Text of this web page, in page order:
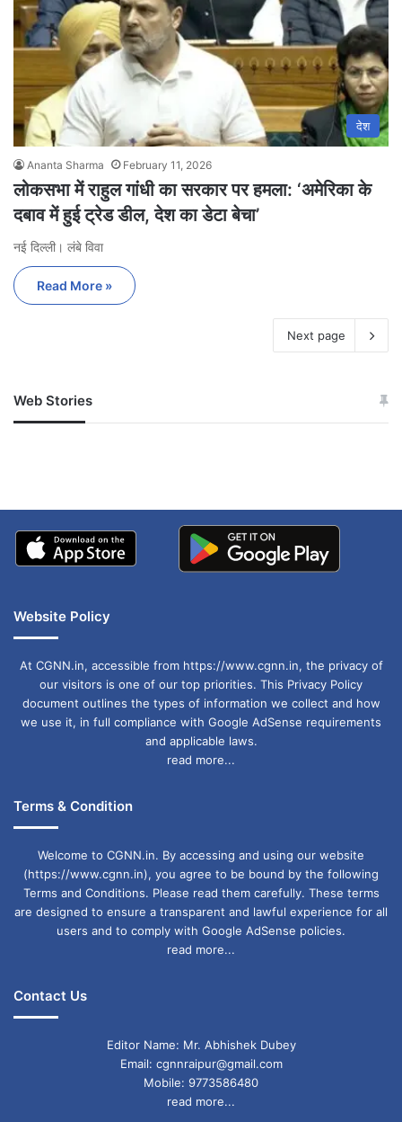
देश
Ananta Sharma February 11, 2026
लोकसभा में राहुल गांधी का सरकार पर हमला: ‘अमेरिका के
दबाव में हुई ट्रेड डील, देश का डेटा बेचा’
नई दिल्ली। लंबे विवा
Read More »
Next page
Web Stories
जम्मू-कश्मीर में बारिश से
अपडेट
खाई में धक्का… आरोपियों ने
Website Policy
At CGNN.in, accessible from https://www.cgnn.in, the privacy of
our visitors is one of our top priorities. This Privacy Policy
document outlines the types of information we collect and how
we use it, in full compliance with Google AdSense requirements
and applicable laws.
read more...
Terms & Condition
Welcome to CGNN.in. By accessing and using our website
(https://www.cgnn.in), you agree to be bound by the following
Terms and Conditions. Please read them carefully. These terms
are designed to ensure a transparent and lawful experience for all
users and to comply with Google AdSense policies.
read more...
Contact Us
Editor Name: Mr. Abhishek Dubey
Email: cgnnraipur@gmail.com
Mobile: 9773586480
read more...